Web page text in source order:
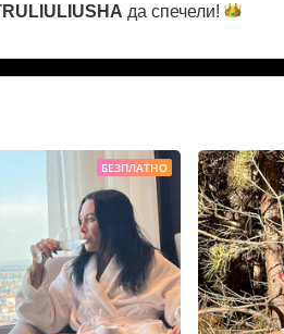
да спечели!
БЕЗПЛАТНО